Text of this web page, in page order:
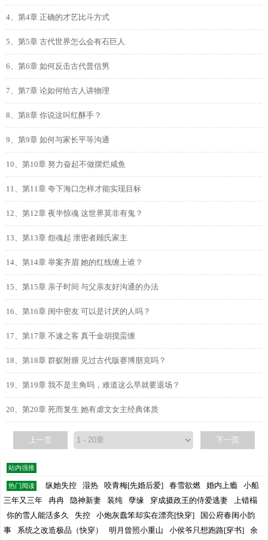
4、第4章 正确的才艺比斗方式
5、第5章 古代世界怎么会有石巨人
6、第6章 如何反击古代普信男
7、第7章 论如何给古人讲物理
8、第8章 你说这叫红酥手？
9、第9章 如何与家长平等沟通
10、第10章 努力奋起不做摆烂咸鱼
11、第11章 夸下海口怎样才能实现目标
12、第12章 夜半惊魂 这世界莫非有鬼？
13、第13章 怨魂起 泄密者顾氏家主
14、第14章 举案齐眉 她的红线缠上谁？
15、第15章 亲子时间 与父亲友好沟通的办法
16、第16章 闺中密友 可以是讨厌的人吗？
17、第17章 不速之客 真千金胡搅蛮缠
18、第18章 群蚁附膻 见过古代版赛博朋克吗？
19、第19章 我不是主角吗，难道这么早就要退场？
20、第20章 死而复生 她有虐文女主经典体质
上一页 下一页
站内强推
热门阅读 纵她失控 湿热 咬青梅[先婚后爱] 春雪欲燃 婚内上瘾
小船
三年又三年
冉冉 隐神新妻 装纯 孽缘 穿成摄政王的侍爱逃妻
上错榻
你的雪人能活多久
失控 小炮灰蠢笨却实在漂亮[快穿]
国公府春闺小韵
事
系统之改造极品（快穿） 明月曾照小重山 小侯爷只想跑路[穿书] 余